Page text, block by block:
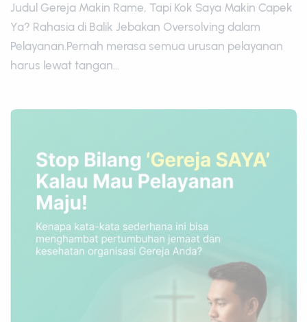
Judul Gereja Makin Rame, Tapi Kok Saya Makin Capek
Ya? Rahasia di Balik Jebakan Oversolving dalam
Pelayanan.Pernah merasa semua urusan pelayanan
harus lewat tangan...